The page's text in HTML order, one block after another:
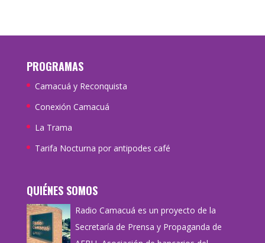
PROGRAMAS
Camacuá y Reconquista
Conexión Camacuá
La Trama
Tarifa Nocturna por antipodes café
QUIÉNES SOMOS
Radio Camacuá es un proyecto de la
Secretaría de Prensa y Propaganda de